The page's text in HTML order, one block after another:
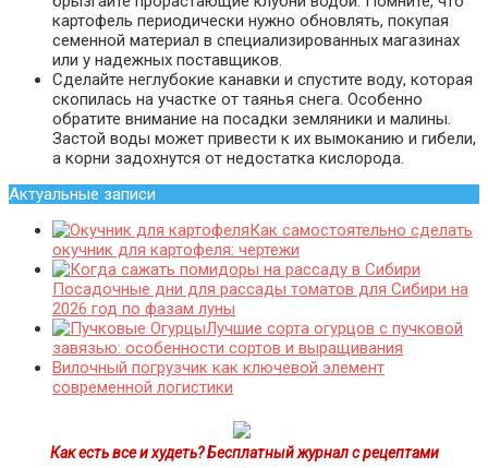
картофель периодически нужно обновлять, покупая
семенной материал в специализированных магазинах
или у надежных поставщиков.
Сделайте неглубокие канавки и спустите воду, которая
скопилась на участке от таянья снега. Особенно
обратите внимание на посадки земляники и малины.
Застой воды может привести к их вымоканию и гибели,
а корни задохнутся от недостатка кислорода.
Актуальные записи
Как самостоятельно сделать
окучник для картофеля: чертежи
Посадочные дни для рассады томатов для Сибири на
2026 год по фазам луны
Лучшие сорта огурцов с пучковой
завязью: особенности сортов и выращивания
Вилочный погрузчик как ключевой элемент
современной логистики
Как есть все и худеть? Бесплатный журнал с рецептами